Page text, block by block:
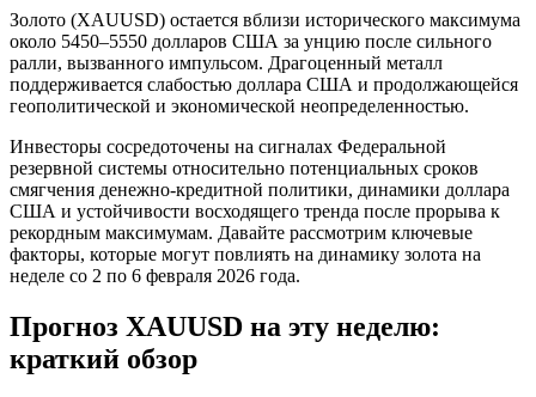
Золото (XAUUSD) остается вблизи исторического максимума
около 5450–5550 долларов США за унцию после сильного
ралли, вызванного импульсом. Драгоценный металл
поддерживается слабостью доллара США и продолжающейся
геополитической и экономической неопределенностью.
Инвесторы сосредоточены на сигналах Федеральной
резервной системы относительно потенциальных сроков
смягчения денежно-кредитной политики, динамики доллара
США и устойчивости восходящего тренда после прорыва к
рекордным максимумам. Давайте рассмотрим ключевые
факторы, которые могут повлиять на динамику золота на
неделе со 2 по 6 февраля 2026 года.
Прогноз XAUUSD на эту неделю:
краткий обзор